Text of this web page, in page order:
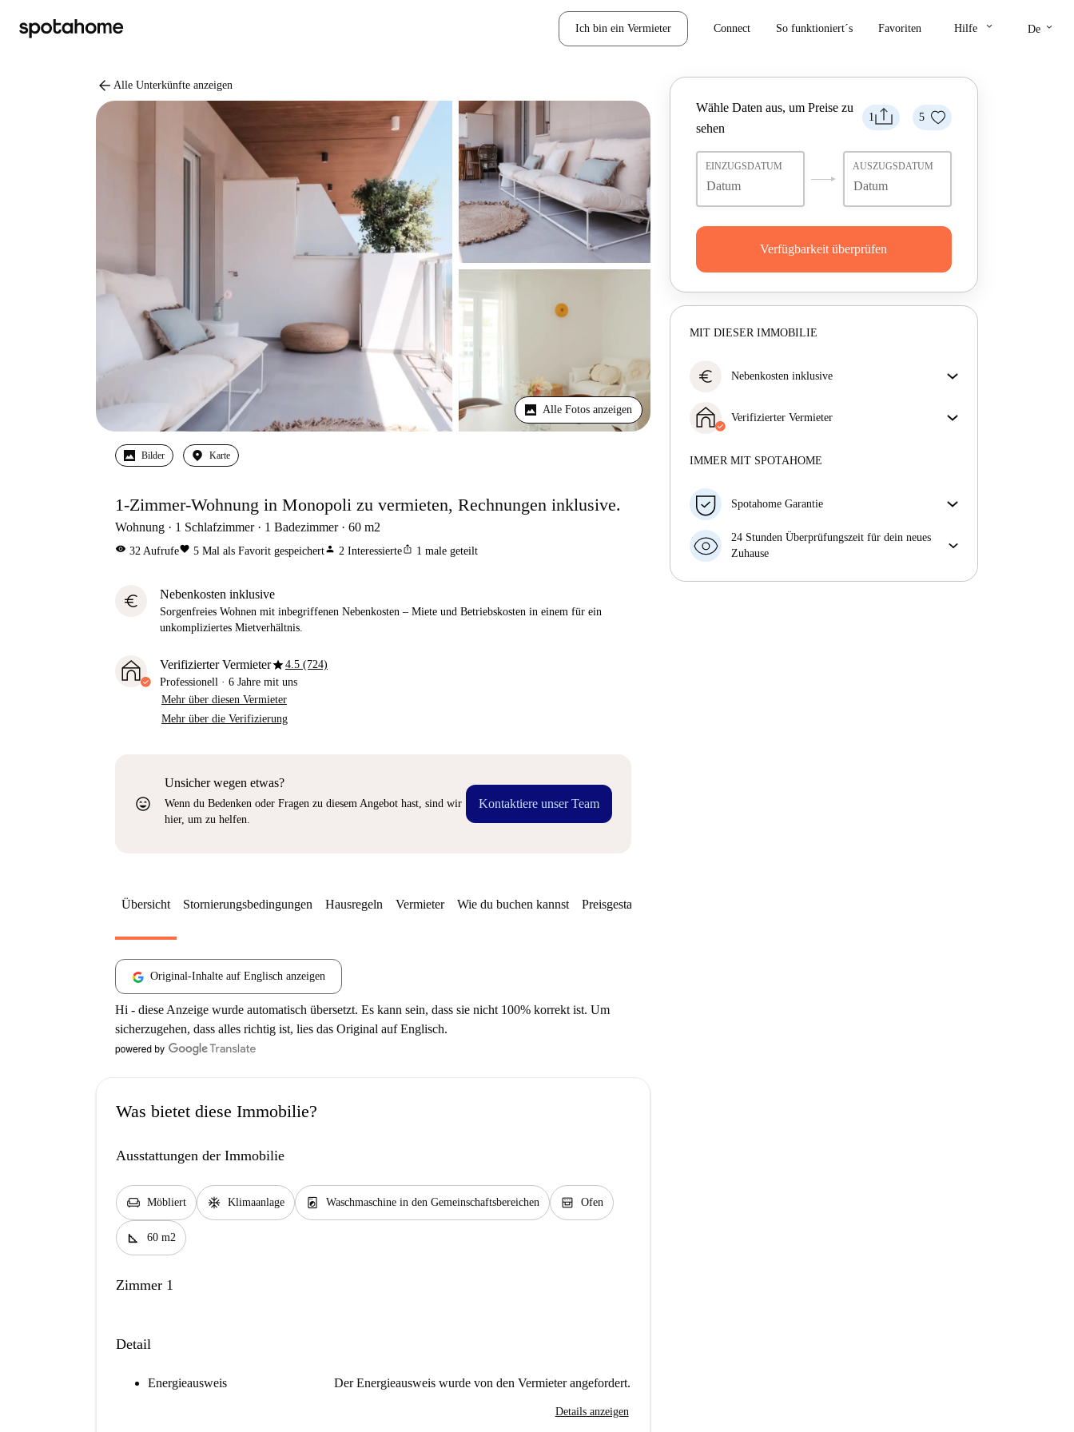
Ich bin ein Vermieter Connect So funktioniert´s Favoriten Hilfe keyboard_arrow_down De keyboard_arrow_down
arrow_back Alle Unterkünfte anzeigen
Alle Fotos anzeigen
Bilder Karte
1-Zimmer-Wohnung in Monopoli zu vermieten, Rechnungen inklusive.
Wohnung 1 Schlafzimmer 1 Badezimmer 60 m2
visibility 32 Aufrufefavorite 5 Mal als Favorit gespeichertperson 2 Interessierteios_share 1 male geteilt
euro Nebenkosten inklusive
Sorgenfreies Wohnen mit inbegriffenen Nebenkosten – Miete und Betriebskosten in einem für ein
unkompliziertes Mietverhältnis.
Verifizierter Vermieterstar4.5 (724)
Professionell · 6 Jahre mit uns
Mehr über diesen Vermieter
Mehr über die Verifizierung
sentiment_very_satisfied
Unsicher wegen etwas?
Wenn du Bedenken oder Fragen zu diesem Angebot hast, sind wir
hier, um zu helfen.
Kontaktiere unser Team
1 5
Wähle Daten aus, um Preise zu
sehen
EINZUGSDATUM AUSZUGSDATUM
Verfügbarkeit überprüfen
MIT DIESER IMMOBILIE
euro Nebenkosten inklusive
– Miete und Betriebskosten in einem für ein
unkompliziertes Mietverhältnis.
Verifizierter Vermieter
Mehr über diesen Vermieter
IMMER MIT SPOTAHOME
Spotahome Garantie
Falls der Vermieter deine Buchung kurzfristig
storniert, werden wir dir entweder A) ein Hotel
finden oder B) den gezahlten Betrag vollständig
24 Stunden Überprüfungszeit für dein neues
Zuhause
Übersicht Stornierungsbedingungen Hausregeln Vermieter Wie du buchen kannst Preisgestaltung
Original-Inhalte auf Englisch anzeigen
Hi - diese Anzeige wurde automatisch übersetzt. Es kann sein, dass sie nicht 100% korrekt ist. Um
sicherzugehen, dass alles richtig ist, lies das Original auf Englisch.
Was bietet diese Immobilie?
Ausstattungen der Immobilie
chair Möbliert ac_unit Klimaanlage local_laundry_service Waschmaschine in den Gemeinschaftsbereichen oven_gen Ofen
square_foot 60 m2
Zimmer 1
Detail
Energieausweis Der Energieausweis wurde von den Vermieter angefordert.
Details anzeigen